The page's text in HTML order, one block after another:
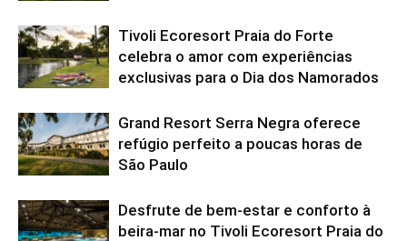
Tivoli Ecoresort Praia do Forte
celebra o amor com experiências
exclusivas para o Dia dos Namorados
Grand Resort Serra Negra oferece
refúgio perfeito a poucas horas de
São Paulo
Desfrute de bem-estar e conforto à
beira-mar no Tivoli Ecoresort Praia do